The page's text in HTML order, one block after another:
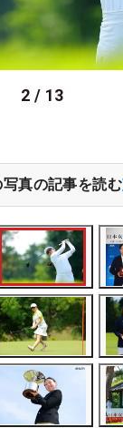
2 / 13
写真の記事を読む